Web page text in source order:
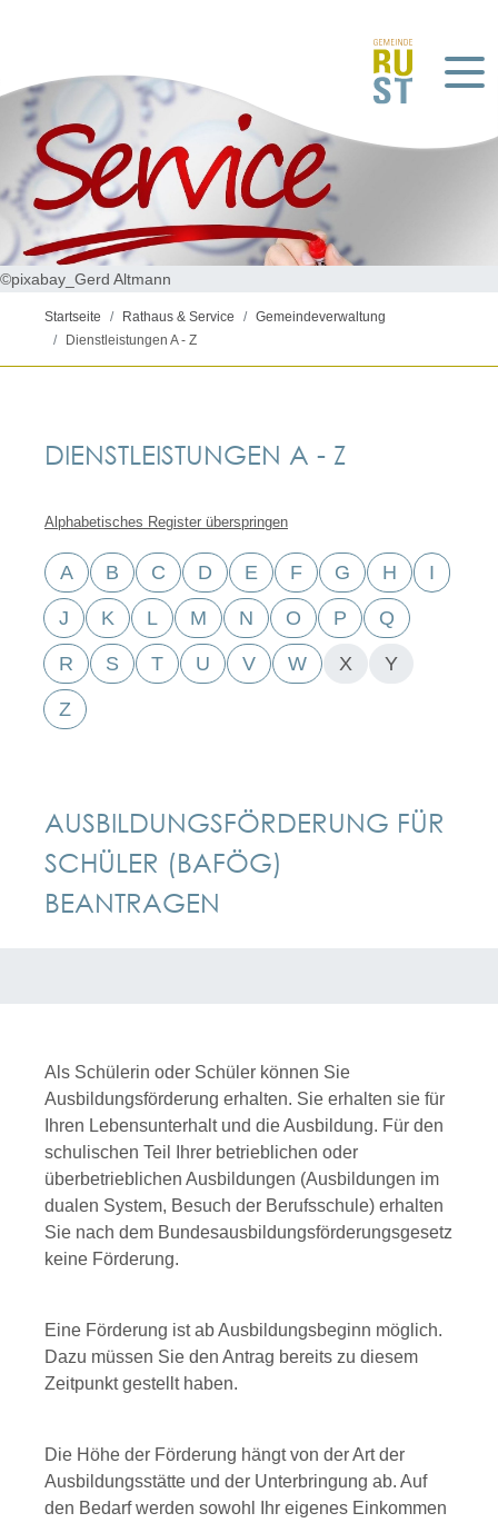
©pixabay_Gerd Altmann
Startseite Rathaus & Service
Gemeindeverwaltung
Dienstleistungen A - Z
DIENSTLEISTUNGEN A - Z
Alphabetisches Register überspringen
A B C D E F G H I
J K L M N O P Q
R S T U V W X Y
Z
AUSBILDUNGSFÖRDERUNG FÜR
SCHÜLER (BAFÖG)
BEANTRAGEN
Als Schülerin oder Schüler können Sie
Ausbildungsförderung erhalten. Sie erhalten sie für
Ihren Lebensunterhalt und die Ausbildung. Für den
schulischen Teil Ihrer betrieblichen oder
überbetrieblichen Ausbildungen (Ausbildungen im
dualen System, Besuch der Berufsschule) erhalten
Sie nach dem Bundesausbildungsförderungsgesetz
keine Förderung.
Eine Förderung ist ab Ausbildungsbeginn möglich.
Dazu müssen Sie den Antrag bereits zu diesem
Zeitpunkt gestellt haben.
Die Höhe der Förderung hängt von der Art der
Ausbildungsstätte und der Unterbringung ab. Auf
den Bedarf werden sowohl Ihr eigenes Einkommen